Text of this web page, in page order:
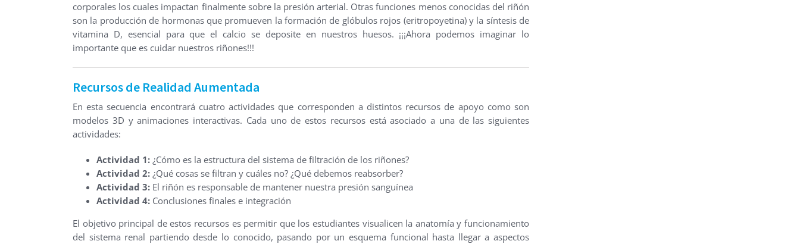
corporales los cuales impactan finalmente sobre la presión arterial. Otras funciones menos conocidas del riñón
son la producción de hormonas que promueven la formación de glóbulos rojos (eritropoyetina) y la síntesis de
vitamina D, esencial para que el calcio se deposite en nuestros huesos. ¡¡¡Ahora podemos imaginar lo
importante que es cuidar nuestros riñones!!!
Recursos de Realidad Aumentada
En esta secuencia encontrará cuatro actividades que corresponden a distintos recursos de apoyo como son
modelos 3D y animaciones interactivas. Cada uno de estos recursos está asociado a una de las siguientes
actividades:
Actividad 1: ¿Cómo es la estructura del sistema de filtración de los riñones?
Actividad 2: ¿Qué cosas se filtran y cuáles no? ¿Qué debemos reabsorber?
Actividad 3: El riñón es responsable de mantener nuestra presión sanguínea
Actividad 4: Conclusiones finales e integración
El objetivo principal de estos recursos es permitir que los estudiantes visualicen la anatomía y funcionamiento
del sistema renal partiendo desde lo conocido, pasando por un esquema funcional hasta llegar a aspectos